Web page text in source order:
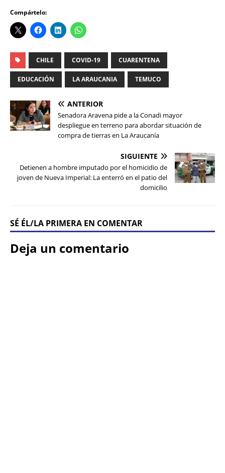
Compártelo:
CHILE COVID-19 CUARENTENA
EDUCACIÓN LA ARAUCANIA TEMUCO
ANTERIOR
Senadora Aravena pide a la Conadi mayor
despliegue en terreno para abordar situación de
compra de tierras en La Araucanía
SIGUIENTE
Detienen a hombre imputado por el homicidio de
joven de Nueva Imperial: La enterró en el patio del
domicilio
SÉ ÉL/LA PRIMERA EN COMENTAR
Deja un comentario